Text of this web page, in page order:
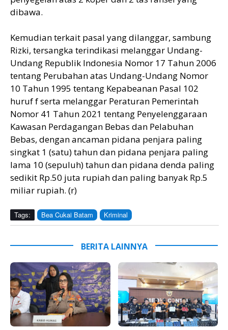
dibawa.
Kemudian terkait pasal yang dilanggar, sambung
Rizki, tersangka terindikasi melanggar Undang-
Undang Republik Indonesia Nomor 17 Tahun 2006
tentang Perubahan atas Undang-Undang Nomor
10 Tahun 1995 tentang Kepabeanan Pasal 102
huruf f serta melanggar Peraturan Pemerintah
Nomor 41 Tahun 2021 tentang Penyelenggaraan
Kawasan Perdagangan Bebas dan Pelabuhan
Bebas, dengan ancaman pidana penjara paling
singkat 1 (satu) tahun dan pidana penjara paling
lama 10 (sepuluh) tahun dan pidana denda paling
sedikit Rp.50 juta rupiah dan paling banyak Rp.5
miliar rupiah. (r)
Tags: Bea Cukai Batam Kriminal
BERITA LAINNYA